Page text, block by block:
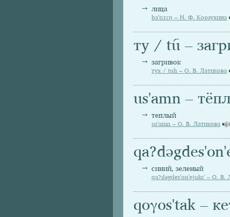
лица
ba'tεrεŋ – Н. Ф. Корзухина
ту / tu –
загривок
тух / tuh – О. В. Латикова
us'amn –
теплый
us'amn – О. В. Латикова
синий, зеленый
qa?dəgdes'on'ejuks' – О. В.
qoγos'tak –